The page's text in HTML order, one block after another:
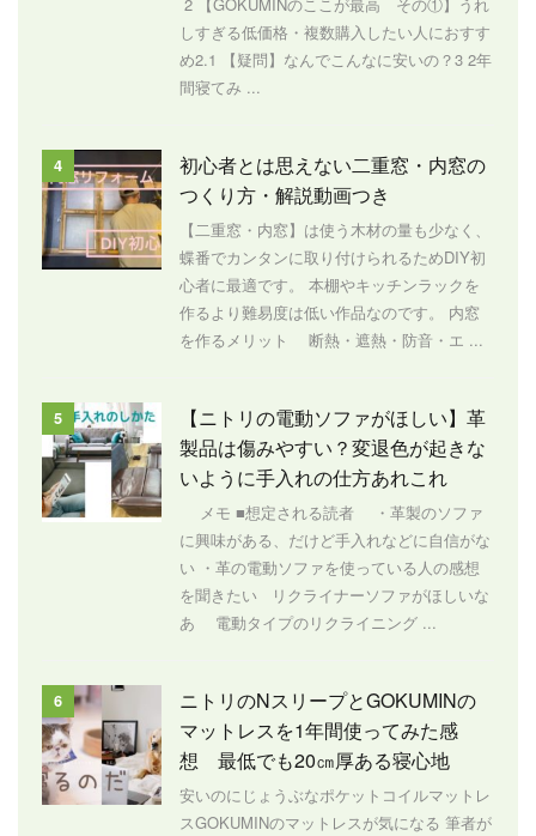
しすぎる低価格・複数購入したい人におすす
め2.1 【疑問】なんでこんなに安いの？3 2年
間寝てみ ...
4
初心者とは思えない二重窓・内窓の
つくり方・解説動画つき
【二重窓・内窓】は使う木材の量も少なく、
蝶番でカンタンに取り付けられるためDIY初
心者に最適です。 本棚やキッチンラックを
作るより難易度は低い作品なのです。 内窓
を作るメリット 断熱・遮熱・防音・エ ...
5
【ニトリの電動ソファがほしい】革
製品は傷みやすい？変退色が起きな
いように手入れの仕方あれこれ
メモ ■想定される読者 ・革製のソファ
に興味がある、だけど手入れなどに自信がな
い ・革の電動ソファを使っている人の感想
を聞きたい リクライナーソファがほしいな
あ 電動タイプのリクライニング ...
6
ニトリのNスリープとGOKUMINの
マットレスを1年間使ってみた感
想 最低でも20㎝厚ある寝心地
安いのにじょうぶなポケットコイルマットレ
スGOKUMINのマットレスが気になる 筆者が